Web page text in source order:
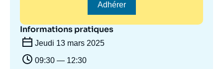
Informations pratiques
Jeudi 13 mars 2025
09:30 — 12:30
Adhérer